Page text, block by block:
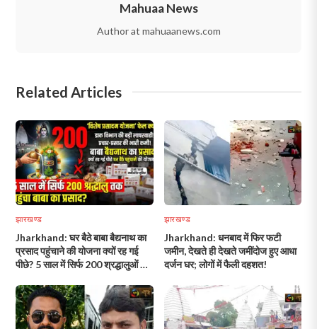
Mahuaa News
Author at mahuaanews.com
Related Articles
झारखण्ड
Jharkhand: घर बैठे बाबा बैद्यनाथ का
प्रसाद पहुंचाने की योजना क्यों रह गई
पीछे? 5 साल में सिर्फ 200 श्रद्धालुओं तक
झारखण्ड
Jharkhand: धनबाद में फिर फटी
जमीन, देखते ही देखते जमींदोज हुए आधा
दर्जन घर; लोगों में फैली दहशत!